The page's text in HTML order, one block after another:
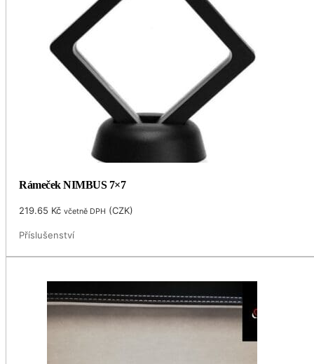
Rámeček NIMBUS 7×7
219.65 Kč včetně DPH (CZK)
Příslušenství